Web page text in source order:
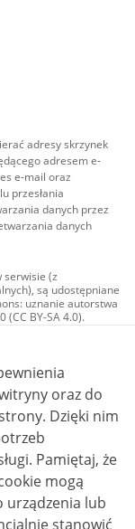
adresy skrzynek
adresem e-
e-mail oraz
przesłania
danych przez
danych
serwisie (z
są udostępniane
uznanie autorstwa
(CC BY-SA 4.0).
zdjęcia, materiały
licencji typu
użycie
4.0 (CC BY-
inaczej.
oraz do
nim
że
mogą
urządzenia lub
stanowić